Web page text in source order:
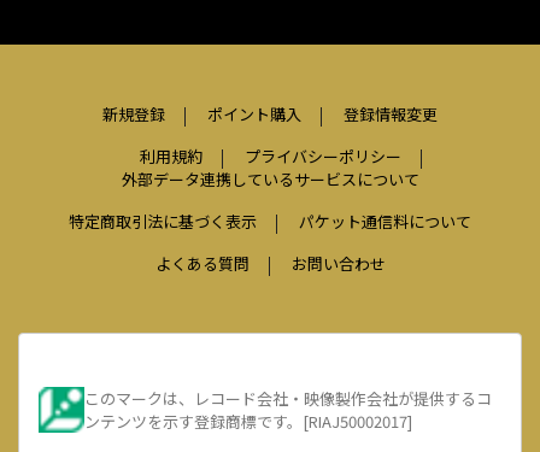
新規登録 ポイント購入
登録情報変更
利用規約
プライバシーポリシー
外部データ連携しているサービスについて
特定商取引法に基づく表示
パケット通信料について
よくある質問
お問い合わせ
このマークは、レコード会社・映像製作会社が提供するコ
ンテンツを示す登録商標です。[RIAJ50002017]